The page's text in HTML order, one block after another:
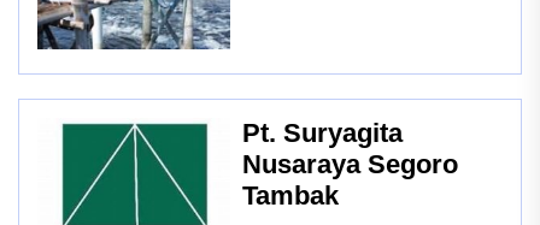
Pt. Suryagita
Nusaraya Segoro
Tambak